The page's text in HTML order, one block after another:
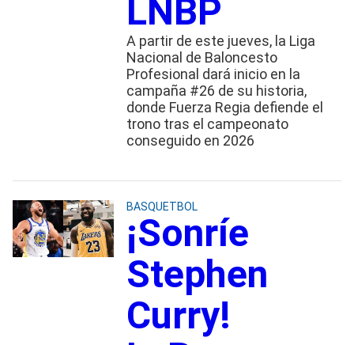
LNBP
A partir de este jueves, la Liga
Nacional de Baloncesto
Profesional dará inicio en la
campaña #26 de su historia,
donde Fuerza Regia defiende el
trono tras el campeonato
conseguido en 2026
BASQUETBOL
¡Sonríe
Stephen
Curry!